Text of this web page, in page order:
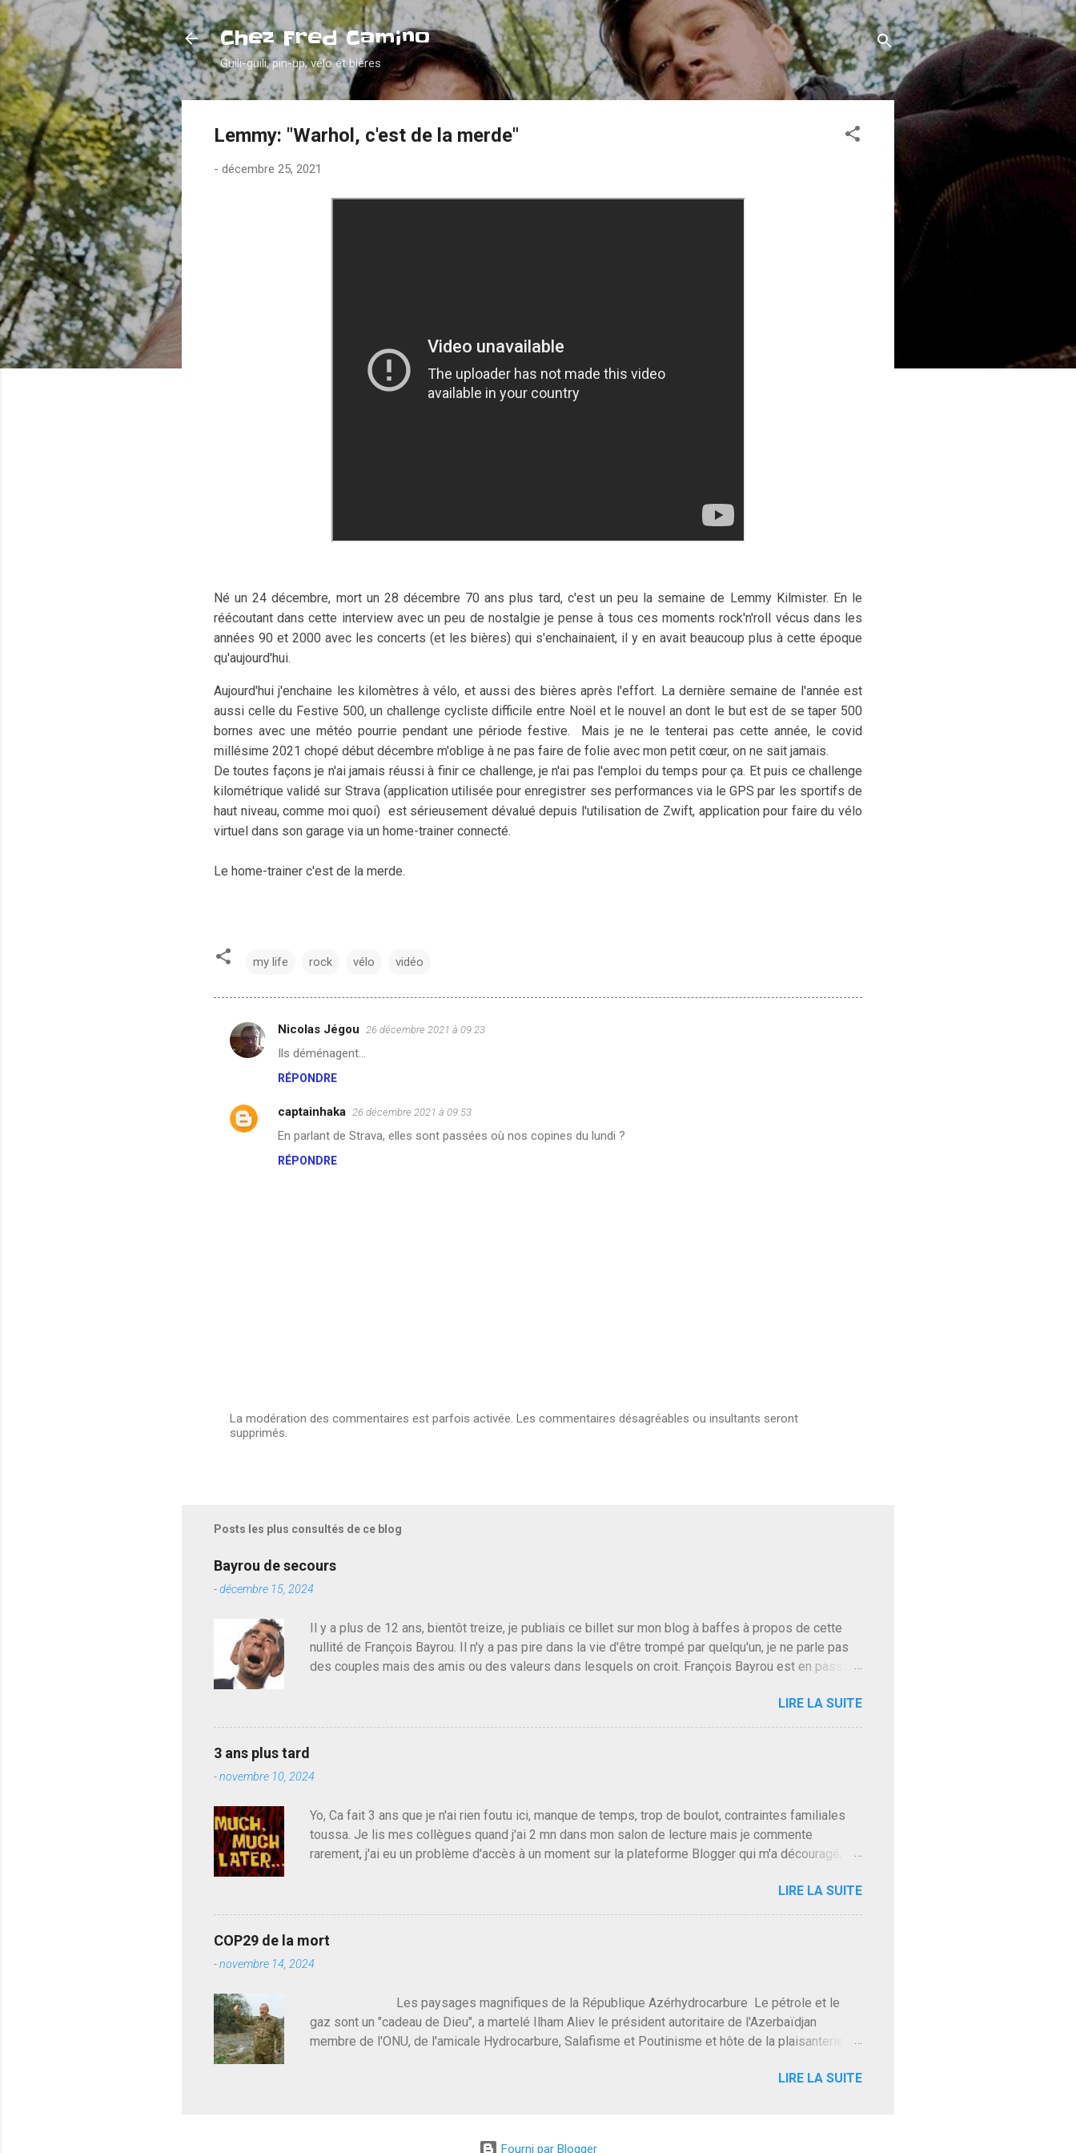
Accéder au contenu principal
Chez Fred Camino
Guili-guili, pin-up, vélo et bières
Lemmy: "Warhol, c'est de la merde"
- décembre 25, 2021
Né un 24 décembre, mort un 28 décembre 70 ans plus tard, c'est un peu la semaine de Lemmy Kilmister. En le
réécoutant dans cette interview avec un peu de nostalgie je pense à tous ces moments rock'n'roll vécus dans les
années 90 et 2000 avec les concerts (et les bières) qui s'enchainaient, il y en avait beaucoup plus à cette époque
qu'aujourd'hui.
Aujourd'hui j'enchaine les kilomètres à vélo, et aussi des bières après l'effort. La dernière semaine de l'année est
aussi celle du Festive 500, un challenge cycliste difficile entre Noël et le nouvel an dont le but est de se taper 500
bornes avec une météo pourrie pendant une période festive. Mais je ne le tenterai pas cette année, le covid
millésime 2021 chopé début décembre m'oblige à ne pas faire de folie avec mon petit cœur, on ne sait jamais.
De toutes façons je n'ai jamais réussi à finir ce challenge, je n'ai pas l'emploi du temps pour ça. Et puis ce challenge
kilométrique validé sur Strava (application utilisée pour enregistrer ses performances via le GPS par les sportifs de
haut niveau, comme moi quoi) est sérieusement dévalué depuis l'utilisation de Zwift, application pour faire du vélo
virtuel dans son garage via un home-trainer connecté.
Le home-trainer c'est de la merde.
my life rock vélo vidéo
C
o
m
e
Nicolas Jégou 26 décembre 2021 à 09:23
Ils déménagent...
RÉPONDRE
captainhaka 26 décembre 2021 à 09:53
En parlant de Strava, elles sont passées où nos copines du lundi ?
RÉPONDRE
E
t
e
r
u
m
m
e
n
r
La modération des commentaires est parfois activée. Les commentaires désagréables ou insultants seront
supprimés.
Posts les plus consultés de ce blog
Bayrou de secours
-décembre 15, 2024
Il y a plus de 12 ans, bientôt treize, je publiais ce billet sur mon blog à baffes à propos de cette
nullité de François Bayrou. Il n'y a pas pire dans la vie d'être trompé par quelqu'un, je ne parle pas
des couples mais des amis ou des valeurs dans lesquels on croit. François Bayrou est en passe
déjà le candidat de la droite molle plus proche de Sarkozy que de Hollande, sinon il serait candidat
du centre de la gauche molle mais quand on écoutait ses discours critiques presque sincères
de l'Assemblée ou du Sénat. Ou assister au débarquement des américains en Normandie. Bayrou
LIRE LA SUITE
3 ans plus tard
-novembre 10, 2024
Yo, Ca fait 3 ans que je n'ai rien foutu ici, manque de temps, trop de boulot, contraintes familiales
toussa. Je lis mes collègues quand j'ai 2 mn dans mon salon de lecture mais je commente
rarement, j'ai eu un problème d'accès à un moment sur la plateforme Blogger qui m'a découragé,
pouvoir, Vlad Poutine qui a déclaré la guerre à l'Europe via l'Ukraine reçoit des troupes de Kim Mes
Couilles Un, Les islamistes de la religion de paix et d'amour déclenchent l'intifada mondiale après
demandait pas plus sont un tantinet excessif . Quelque part je ne peux pas franchement lui en
vouloir, quand un attentat touche ton pays avec 1700 morts, tu as envie d'exploser la gueule de
LIRE LA SUITE
COP29 de la mort
-novembre 14, 2024
Les paysages magnifiques de la République Azérhydrocarbure Le pétrole et le
gaz sont un "cadeau de Dieu", a martelé Ilham Aliev le président autoritaire de l'Azerbaïdjan
membre de l'ONU, de l'amicale Hydrocarbure, Salafisme et Poutinisme et hôte de la plaisanterie
le mieux c'est d'en crever directement. On pourrait en rire mais ce dictateur d'une autre époque est
LIRE LA SUITE
Fourni par Blogger